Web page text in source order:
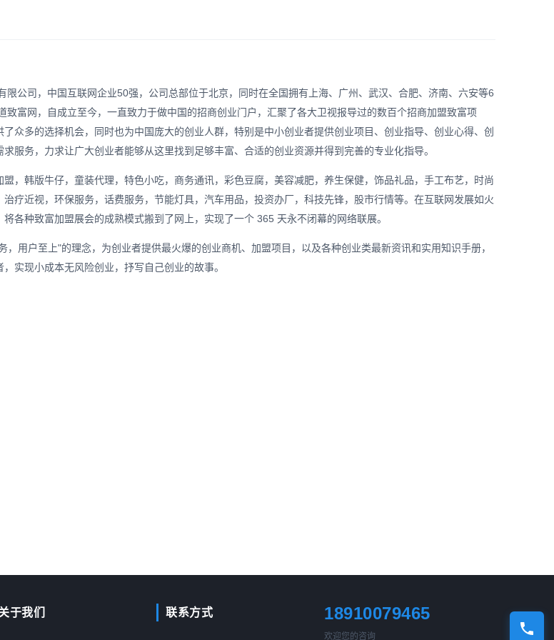
限公司，中国互联网企业50强，公司总部位于北京，同时在全国拥有上海、广州、武汉、合肥、济南、六安等6
致富网，自成立至今，一直致力于做中国的招商创业门户，汇聚了各大卫视报导过的数百个招商加盟致富项
众多的选择机会，同时也为中国庞大的创业人群，特别是中小创业者提供创业项目、创业指导、创业心得、创
服务，力求让广大创业者能够从这里找到足够丰富、合适的创业资源并得到完善的专业化指导。
，韩版牛仔，童装代理，特色小吃，商务通讯，彩色豆腐，美容减肥，养生保健，饰品礼品，手工布艺，时尚
疗近视，环保服务，话费服务，节能灯具，汽车用品，投资办厂，科技先锋，股市行情等。在互联网发展如火
各种致富加盟展会的成熟模式搬到了网上，实现了一个 365 天永不闭幕的网络联展。
，用户至上"的理念，为创业者提供最火爆的创业商机、加盟项目，以及各种创业类最新资讯和实用知识手册，
实现小成本无风险创业，抒写自己创业的故事。
于我们 联系方式 18910079465
欢迎您的咨询